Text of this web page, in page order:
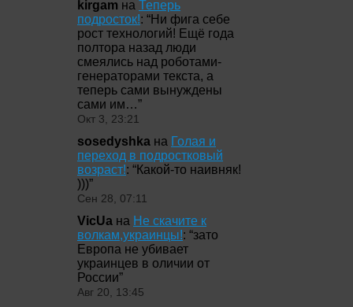
kirgam на Теперь
подросток!: “Ни фига себе
рост технологий! Ещё года
полтора назад люди
смеялись над роботами-
генераторами текста, а
теперь сами вынуждены
сами им…”
Окт 3, 23:21
sosedyshka на Голая и
переход в подростковый
возраст!: “Какой-то наивняк!
)))”
Сен 28, 07:11
VicUa на Не скачите к
волкам,украинцы!: “зато
Европа не убивает
украинцев в оличии от
России”
Авг 20, 13:45